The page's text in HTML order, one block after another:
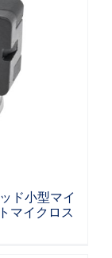
ッド小型
ボットマ
ド小型マイ
マイクロス